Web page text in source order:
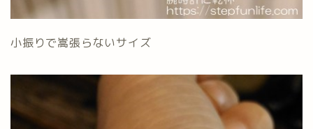
小振りで嵩張らないサイズ